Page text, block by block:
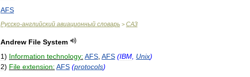
AFS
Русско-английский авиационный словарь > САЗ
Andrew File System
1) Information technology: AFS AFS (IBM Unix)
2) File extension: AFS (protocols)